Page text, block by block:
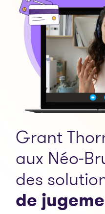
Grant
aux Néo-
des
de